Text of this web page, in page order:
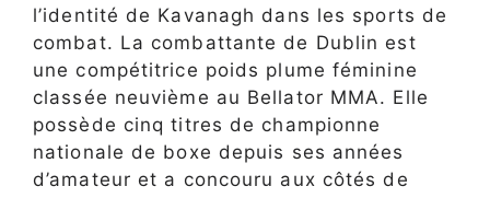
l’identité de Kavanagh dans les sports de
combat. La combattante de Dublin est
une compétitrice poids plume féminine
classée neuvième au Bellator MMA. Elle
possède cinq titres de championne
nationale de boxe depuis ses années
d’amateur et a concouru aux côtés de